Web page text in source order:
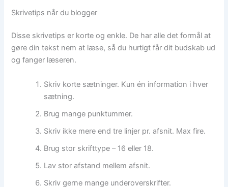
Skrivetips når du blogger
Disse skrivetips er korte og enkle. De har alle det formål at
gøre din tekst nem at læse, så du hurtigt får dit budskab ud
og fanger læseren.
Skriv korte sætninger. Kun én information i hver
sætning.
Brug mange punktummer.
Skriv ikke mere end tre linjer pr. afsnit. Max fire.
Brug stor skrifttype – 16 eller 18.
Lav stor afstand mellem afsnit.
Skriv gerne mange underoverskrifter.